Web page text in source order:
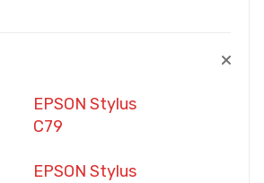
EPSON Stylus
C79
EPSON Stylus